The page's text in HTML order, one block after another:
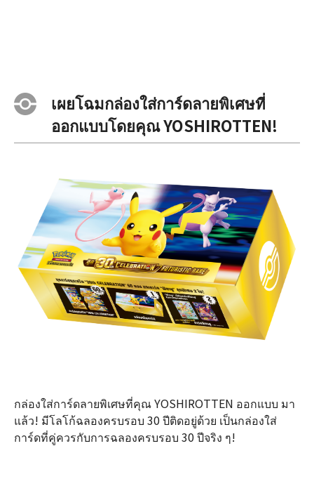
เผยโฉมกล่องใส่การ์ดลายพิเศษที่
ออกแบบโดยคุณ YOSHIROTTEN!
กล่องใส่การ์ดลายพิเศษที่คุณ YOSHIROTTEN ออกแบบ มา
แล้ว! มีโลโก้ฉลองครบรอบ 30 ปีติดอยู่ด้วย เป็นกล่องใส่
การ์ดที่คู่ควรกับการฉลองครบรอบ 30 ปีจริง ๆ!